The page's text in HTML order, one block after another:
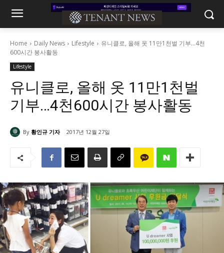
Home Daily News Lifestyle
유니클로, 올해 옷 11만1천벌 기부…4천
600시간 봉사활동
Lifestyle
유니클로, 올해 옷 11만1천벌
기부…4천600시간 봉사활동
By 황인규 기자 2017년 12월 27일